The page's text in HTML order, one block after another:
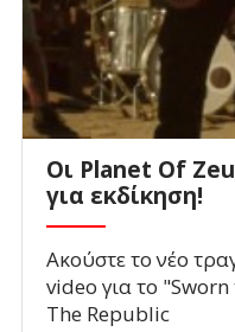
Οι Planet Of
για εκδίκηση!
Ακούστε το νέο
video για το
Τhe Republic